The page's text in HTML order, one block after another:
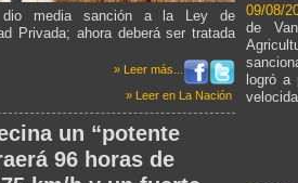
dio media sanción a la Ley de
Privada; ahora deberá ser tratada
» Leer más...
» Leer en La Nación
un “potente
96 horas de
09/08/
de
logró a